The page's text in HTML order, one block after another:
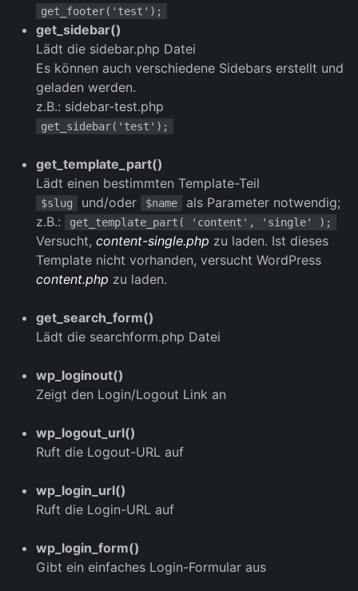
get_footer('test');
get_sidebar()
Lädt die sidebar.php Datei
Es können auch verschiedene Sidebars erstellt und
geladen werden.
z.B.: sidebar-test.php
get_sidebar('test');
get_template_part()
Lädt einen bestimmten Template-Teil
$slug und/oder $name
als Parameter notwendig;
z.B.:
get_template_part( 'content', 'single' );
Versucht, content-single.php zu laden. Ist dieses
Template nicht vorhanden, versucht WordPress
content.php zu laden.
get_search_form()
Lädt die searchform.php Datei
wp_loginout()
Zeigt den Login/Logout Link an
wp_logout_url()
Ruft die Logout-URL auf
wp_login_url()
Ruft die Login-URL auf
wp_login_form()
Gibt ein einfaches Login-Formular aus